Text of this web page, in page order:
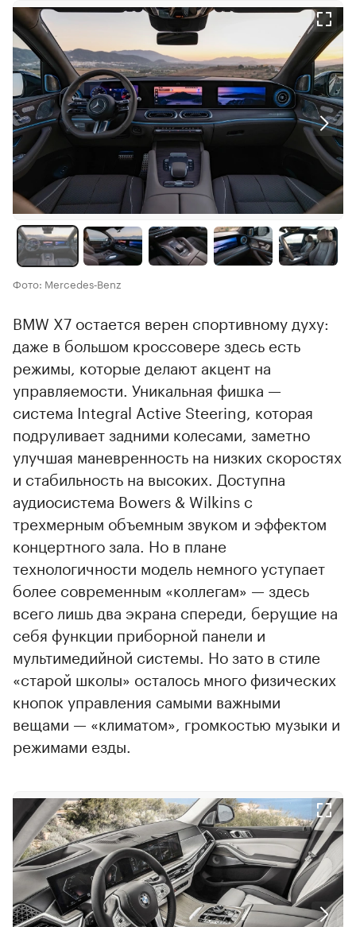
Фото: Mercedes‑Benz
BMW X7 остается верен спортивному духу:
даже в большом кроссовере здесь есть
режимы, которые делают акцент на
управляемости. Уникальная фишка —
система Integral Active Steering, которая
подруливает задними колесами, заметно
улучшая маневренность на низких скоростях
и стабильность на высоких. Доступна
аудиосистема Bowers & Wilkins с
трехмерным объемным звуком и эффектом
концертного зала. Но в плане
технологичности модель немного уступает
более современным «коллегам» — здесь
всего лишь два экрана спереди, берущие на
себя функции приборной панели и
мультимедийной системы. Но зато в стиле
«старой школы» осталось много физических
кнопок управления самыми важными
вещами — «климатом», громкостью музыки и
режимами езды.